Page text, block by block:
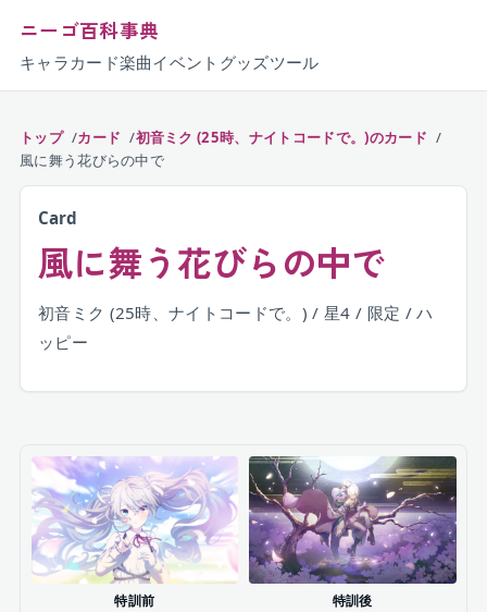
ニーゴ百科事典
キャラ カード楽曲イベント グッズツール
トップ カード
初音ミク (25時、ナイトコードで。)のカード
風に舞う花びらの中で
Card
風に舞う花びらの中で
初音ミク (25時、ナイトコードで。) / 星4 / 限定 / ハ
ッピー
特訓前 特訓後